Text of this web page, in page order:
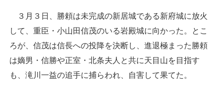
３月３日、勝頼は未完成の新居城である新府城に放火
して、重臣・小山田信茂のいる岩殿城に向かった。とこ
ろが、信茂は信長への投降を決断し、進退極まった勝頼
は嫡男・信勝や正室・北条夫人と共に天目山を目指す
も、滝川一益の追手に捕らわれ、自害して果てた。